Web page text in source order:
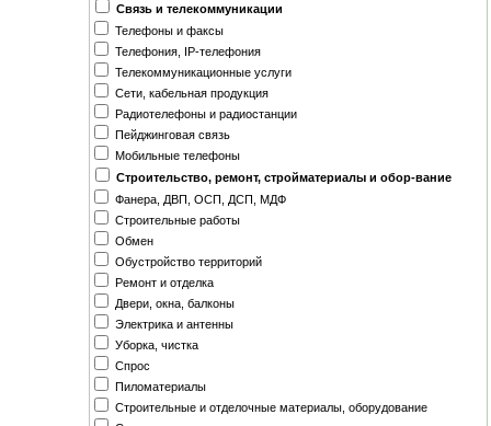
Связь и телекоммуникации
Телефоны и факсы
Телефония, IP-телефония
Телекоммуникационные услуги
Сети, кабельная продукция
Радиотелефоны и радиостанции
Пейджинговая связь
Мобильные телефоны
Строительство, ремонт, стройматериалы и обор-вание
Фанера, ДВП, ОСП, ДСП, МДФ
Строительные работы
Обмен
Обустройство территорий
Ремонт и отделка
Двери, окна, балконы
Электрика и антенны
Уборка, чистка
Спрос
Пиломатериалы
Строительные и отделочные материалы, оборудование